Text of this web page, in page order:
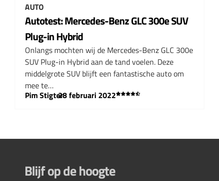
AUTO
Autotest: Mercedes-Benz GLC 300e SUV
Plug-in Hybrid
Onlangs mochten wij de Mercedes-Benz GLC 300e
SUV Plug-in Hybrid aan de tand voelen. Deze
middelgrote SUV blijft een fantastische auto om
mee te…
Pim Stigter
–
28 februari 2022
Blijf op de hoogte